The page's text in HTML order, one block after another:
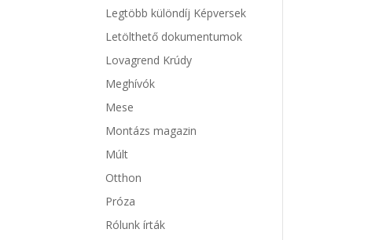
Legtöbb különdíj Képversek
Letölthető dokumentumok
Lovagrend Krúdy
Meghívók
Mese
Montázs magazin
Múlt
Otthon
Próza
Rólunk írták